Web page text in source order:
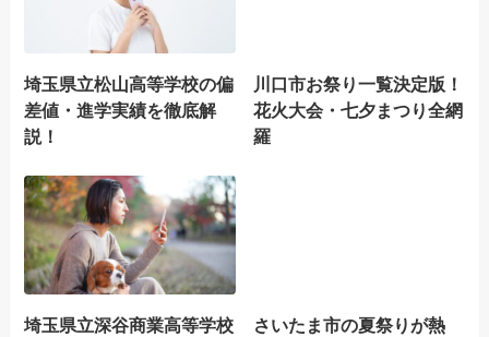
埼玉県立松山高等学校の偏
差値・進学実績を徹底解
説！
川口市お祭り一覧決定版！
花火大会・七夕まつり全網
羅
埼玉県立深谷商業高等学校
さいたま市の夏祭りが熱